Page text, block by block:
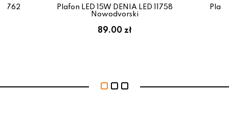
Plafon LED 15W DENIA LED 11758
Nowodvorski
89.00 zł